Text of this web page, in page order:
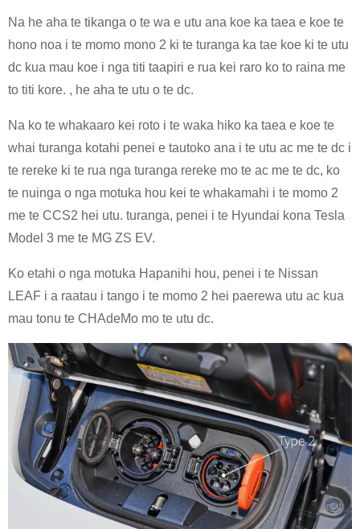
Na he aha te tikanga o te wa e utu ana koe ka taea e koe te
hono noa i te momo mono 2 ki te turanga ka tae koe ki te utu
dc kua mau koe i nga titi taapiri e rua kei raro ko to raina me
to titi kore. , he aha te utu o te dc.
Na ko te whakaaro kei roto i te waka hiko ka taea e koe te
whai turanga kotahi penei e tautoko ana i te utu ac me te dc i
te rereke ki te rua nga turanga rereke mo te ac me te dc, ko
te nuinga o nga motuka hou kei te whakamahi i te momo 2
me te CCS2 hei utu. turanga, penei i te Hyundai kona Tesla
Model 3 me te MG ZS EV.
Ko etahi o nga motuka Hapanihi hou, penei i te Nissan
LEAF i a raatau i tango i te momo 2 hei paerewa utu ac kua
mau tonu te CHAdeMo mo te utu dc.